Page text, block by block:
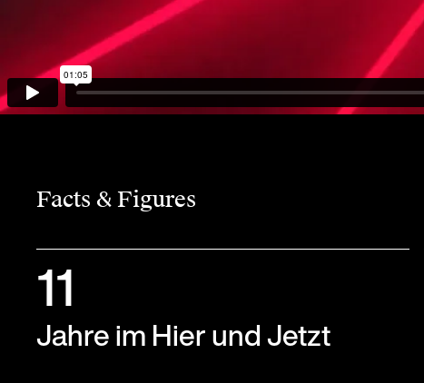
Facts & Figures
11
Jahre im Hier und Jetzt